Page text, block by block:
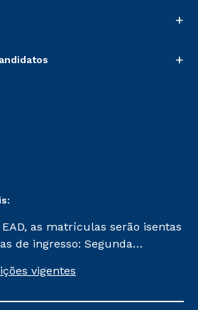
+
+
as matrículas serão isentas
de ingresso: Segunda
taxa de matrícula será de R$
vigentes